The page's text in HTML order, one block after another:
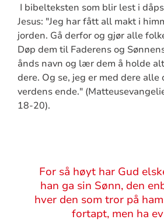
I bibelteksten som blir lest i
Jesus: "Jeg har fått all makt i
jorden. Gå derfor og gjør alle
Døp dem til Faderens og
ånds navn og lær dem å holde
dere. Og se, jeg er med dere
verdens ende."
18-20).
Sitat
For så høyt har Gud
han ga sin Sønn, den
hver den som tror på
fortapt, men ha